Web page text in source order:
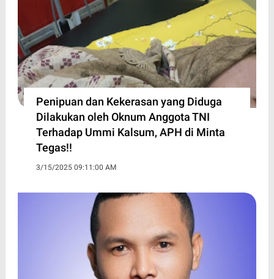
Penipuan dan Kekerasan yang Diduga
Dilakukan oleh Oknum Anggota TNI
Terhadap Ummi Kalsum, APH di Minta
Tegas!!
3/15/2025 09:11:00 AM